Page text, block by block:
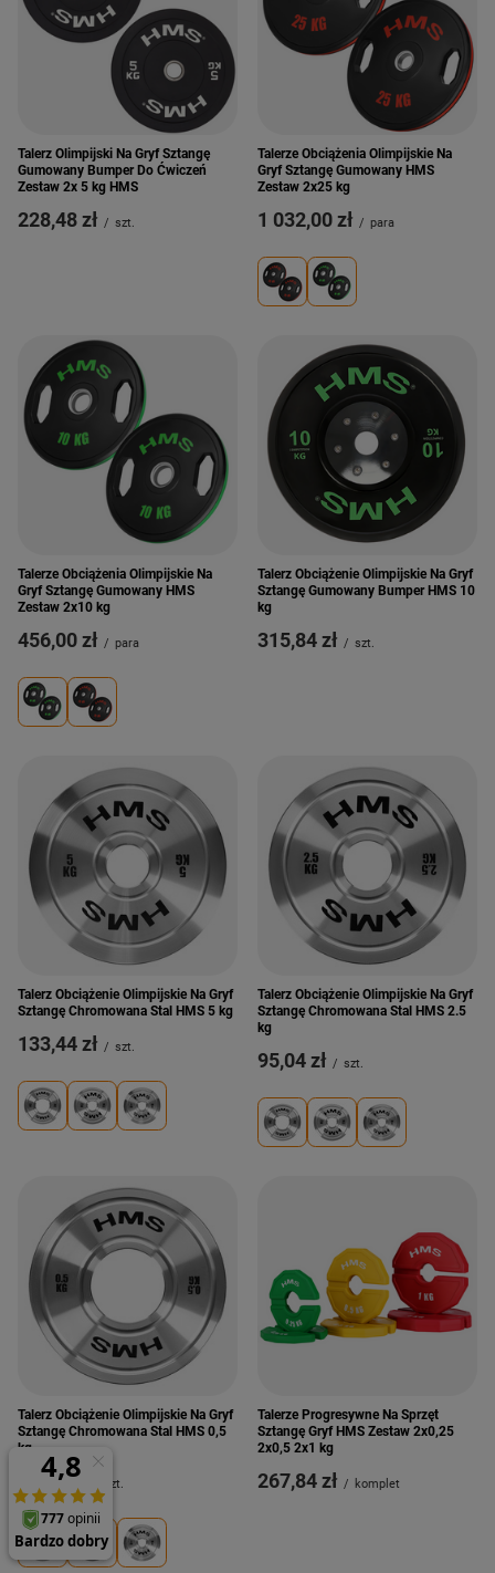
Talerz Olimpijski Na Gryf Sztangę
Gumowany Bumper Do Ćwiczeń
Zestaw 2x 5 kg HMS
228,48 zł / szt.
Talerze Obciążenia Olimpijskie Na
Gryf Sztangę Gumowany HMS
Zestaw 2x25 kg
1 032,00 zł / para
Talerze Obciążenia Olimpijskie Na
Gryf Sztangę Gumowany HMS
Zestaw 2x10 kg
456,00 zł / para
Talerz Obciążenie Olimpijskie Na Gryf
Sztangę Gumowany Bumper HMS 10
kg
315,84 zł / szt.
Talerz Obciążenie Olimpijskie Na Gryf
Sztangę Chromowana Stal HMS 5 kg
133,44 zł / szt.
Talerz Obciążenie Olimpijskie Na Gryf
Sztangę Chromowana Stal HMS 2.5
kg
95,04 zł / szt.
Talerz Obciążenie Olimpijskie Na Gryf
Sztangę Chromowana Stal HMS 0,5
kg
43,20 zł szt.
Talerze Progresywne Na Sprzęt
Sztangę Gryf HMS Zestaw 2x0,25
2x0,5 2x1 kg
267,84 zł / komplet